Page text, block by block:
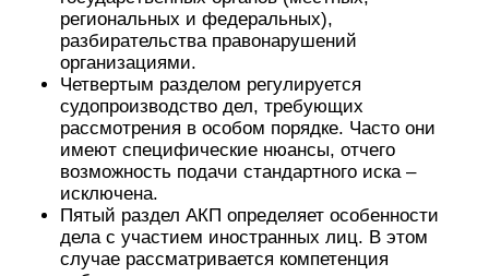
региональных и федеральных),
разбирательства правонарушений
организациями.
Четвертым разделом регулируется
судопроизводство дел, требующих
рассмотрения в особом порядке. Часто они
имеют специфические нюансы, отчего
возможность подачи стандартного иска –
исключена.
Пятый раздел АКП определяет особенности
дела с участием иностранных лиц. В этом
случае рассматривается компетенция